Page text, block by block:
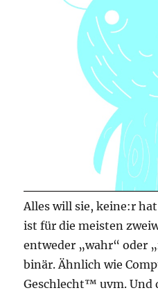
Alles will sie, keine:r
ist für die meisten
entweder „wahr“ oder
binär. Ähnlich wie
Geschlecht™ uvm. Und